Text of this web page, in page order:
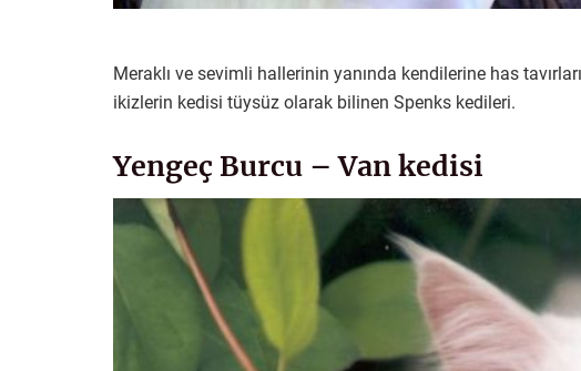
Meraklı ve sevimli hallerinin yanında kendilerine has
ikizlerin kedisi tüysüz olarak bilinen Spenks kedileri.
Yengeç Burcu – Van kedisi